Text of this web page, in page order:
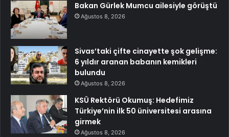
Bakan Gürlek Mumcu ailesiyle görüştü
Ağustos 8, 2026
Sivas’taki çifte cinayette şok gelişme:
6 yıldır aranan babanın kemikleri
bulundu
Ağustos 8, 2026
KSÜ Rektörü Okumuş: Hedefimiz
Türkiye’nin ilk 50 üniversitesi arasına
girmek
Ağustos 8, 2026